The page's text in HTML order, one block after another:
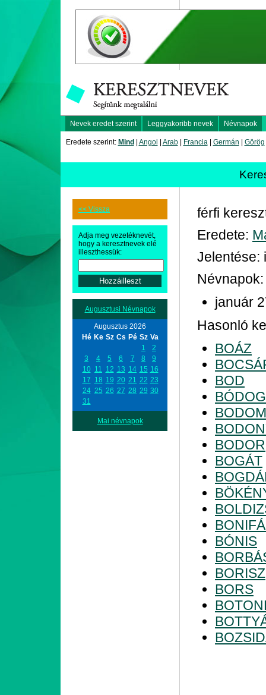
Nevek eredet szerint Leggyakoribb nevek Névnapok
Eredete szerint: Mind Angol Arab| Francia| Germán Görög
<< Vissza
Adja meg vezetéknevét,
hogy a keresztnevek elé
illeszthessük:
Augusztusi Névnapok
Augusztus 2026
Hé Ke Sz Cs Pé Sz Va
1
2
3
4 5 6 7 8
9
10 11 12 13 14 15 16
17 18 19 20 21 22 23
24 25 26 27 28 29 30
31
Mai névnapok
férfi
Eredete:
Jelentése:
Névnapok:
január
Hasonló
BOÁZ
BOD
BÓDOG
BODOR
BOGÁT
BÓNIS
BORISZ
BORS